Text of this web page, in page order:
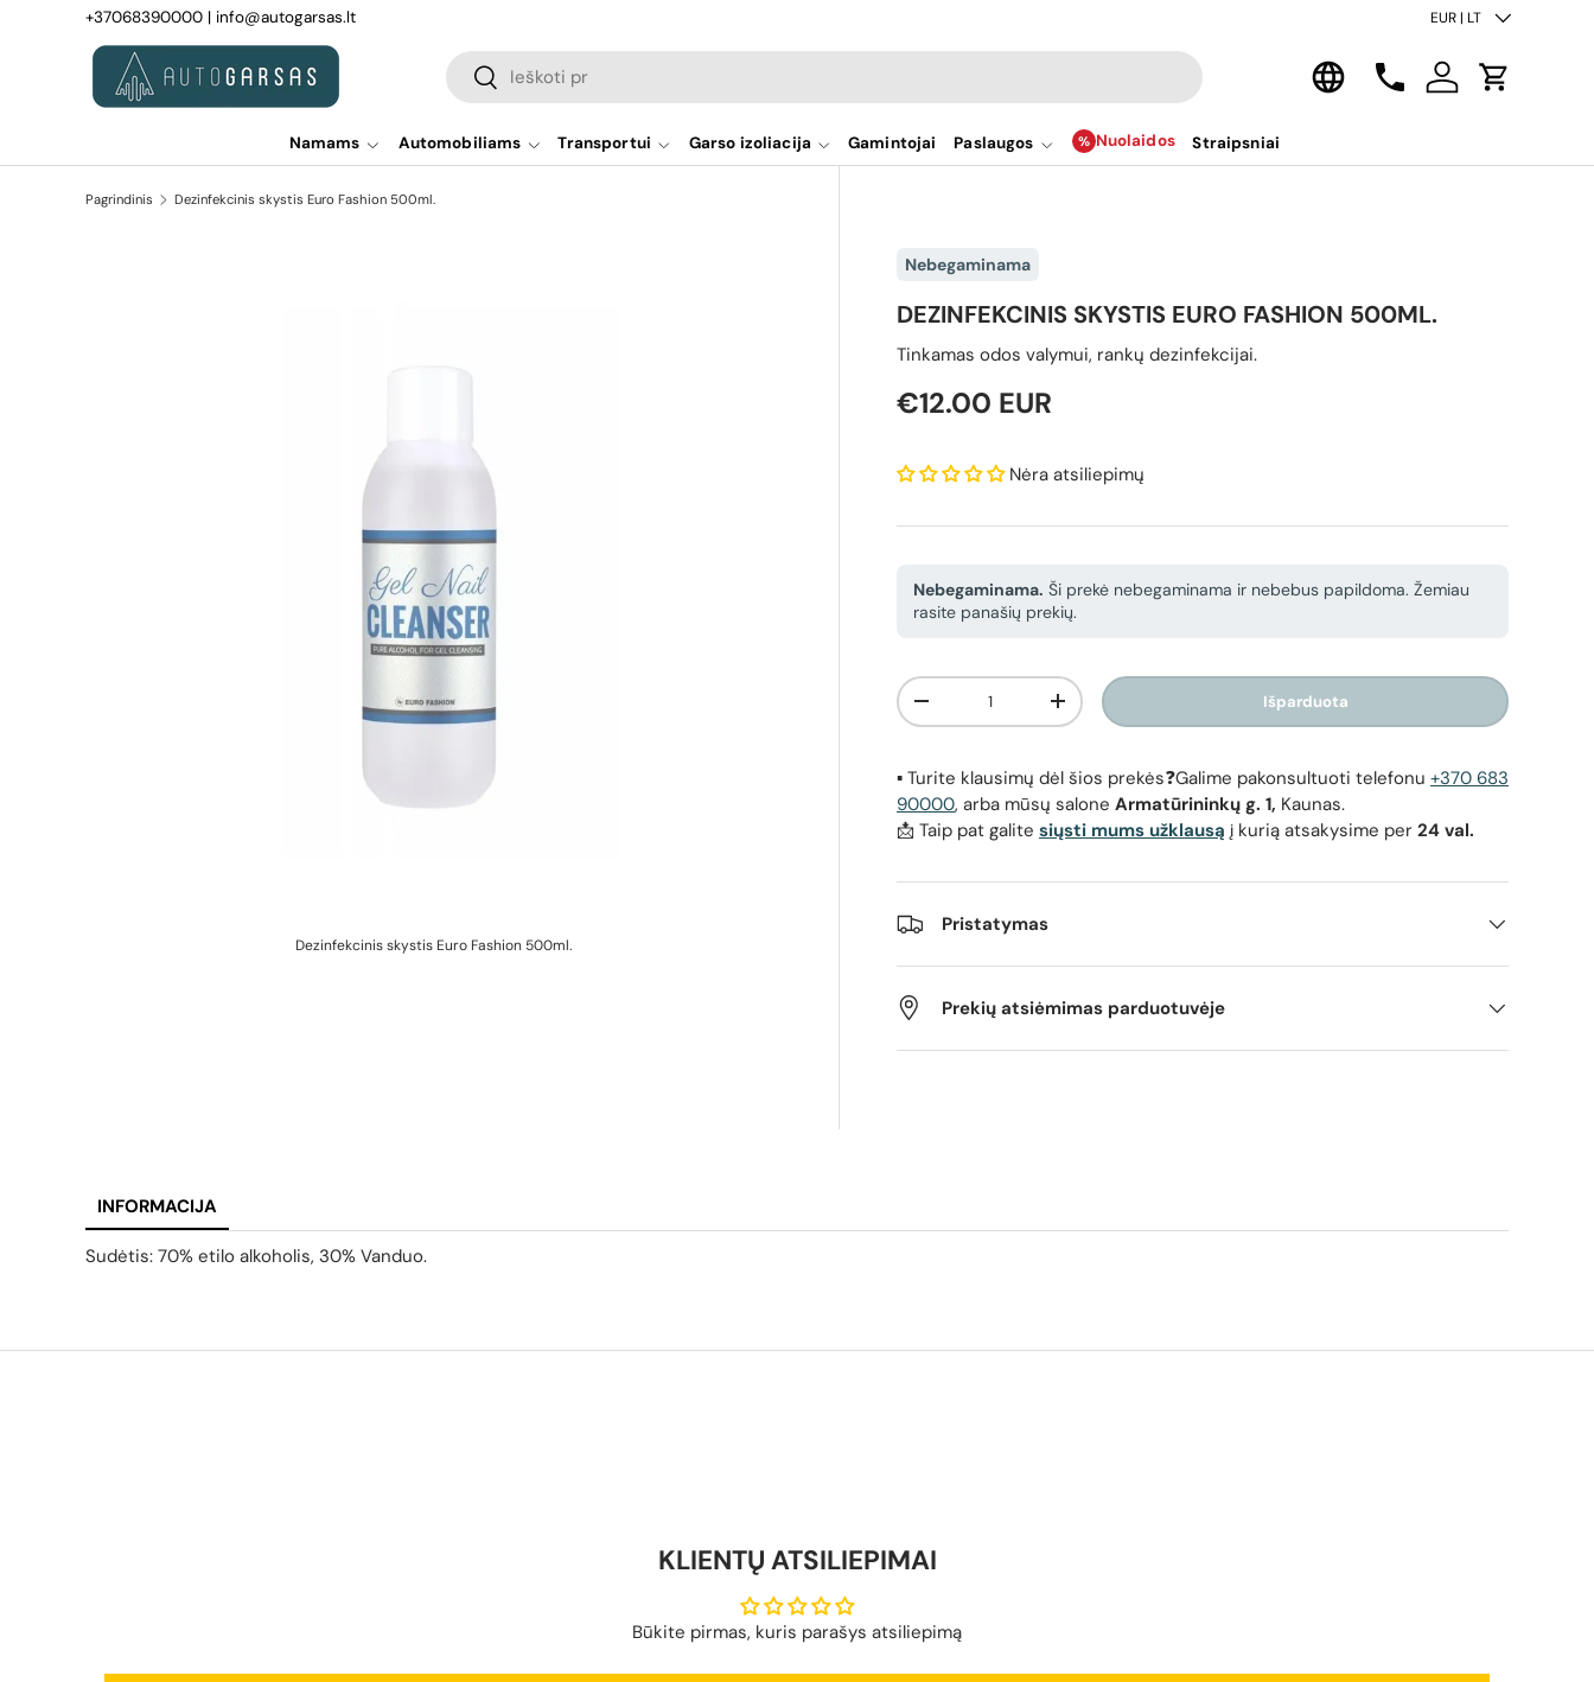
Pereiti prie turinio
+37068390000 | info@autogarsas.lt Šalis/regionas
EUR | LT
Paieška
Paieška
Kalba
KontaktaiPrisijungtiKrepšelis
Namams Automobiliams Transportui Garso izoliacija Gamintojai Paslaugos Nuolaidos Straipsniai
Pagrindinis Dezinfekcinis skystis Euro Fashion 500ml.
Dezinfekcinis skystis Euro Fashion 500ml.
Nebegaminama
DEZINFEKCINIS SKYSTIS EURO FASHION 500ML.
Tinkamas odos valymui, rankų dezinfekcijai.
Reguliari kaina
€12.00 EUR
Nėra atsiliepimų
Nebegaminama. Ši prekė nebegaminama ir nebebus papildoma. Žemiau
rasite panašių prekių.
Kiekis
Sumažinti kiekį
Padidinti kiekį Išparduota
▪️ Turite klausimų dėl šios prekės❓Galime pakonsultuoti telefonu +370 683
90000, arba mūsų salone Armatūrininkų g. 1, Kaunas.
📩 Taip pat galite siųsti mums užklausą į kurią atsakysime per 24 val.
Pristatymas
Prekių atsiėmimas parduotuvėje
INFORMACIJA
Sudėtis: 70% etilo alkoholis, 30% Vanduo.
KLIENTŲ ATSILIEPIMAI
Būkite pirmas, kuris parašys atsiliepimą